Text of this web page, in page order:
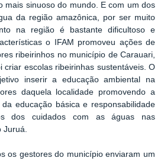
mais sinuoso do mundo. E com um dos
da região amazônica, por ser muito
na região é bastante dificultoso e
o IFAM promoveu ações de
ribeirinhos no município de Carauari,
criar escolas ribeirinhas sustentáveis. O
inserir a educação ambiental na
daquela localidade promovendo a
educação básica e responsabilidade
dos cuidados com as águas nas
Juruá.
os gestores do município enviaram um